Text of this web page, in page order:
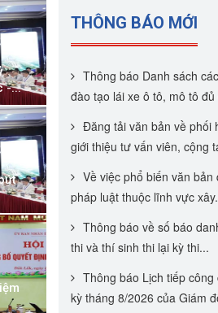
-...
THÔNG BÁO MỚI
Thông báo Danh sách
đào tạo lái xe ô tô, mô tô đủ
Đăng tải văn bản về phối
giới thiệu tư vấn viên, cộng
Về việc phổ biến văn bản
pháp luật thuộc lĩnh vực
Thông báo về số báo
thi và thí sinh thi lại kỳ thi...
Thông báo Lịch tiếp công
kỳ tháng 8/2026 của Giám